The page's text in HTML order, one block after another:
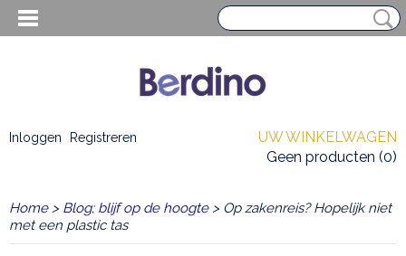
Inloggen Registreren
UW WINKELWAGEN
Geen producten (0)
Home> Blog; blijf op de hoogte> Op zakenreis? Hopelijk niet
met een plastic tas